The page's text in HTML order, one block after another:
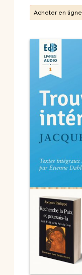
Acheter en ligne